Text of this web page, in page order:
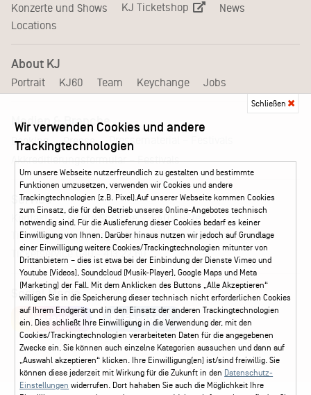
Konzerte und Shows KJ Ticketshop
News
Locations
About KJ
Portrait KJ60 Team Keychange Jobs
Medien & Branche
Booking Presse
Pressematerial – Festivals
Akkreditierungsformular – Festivals
Service
Kontakt Leichte Sprache
FAQ / Hilfe
Ticketshop Hamburg
Gutscheine
Callback-Service
Ticketservice 040 - 413 22 60
Social Media
Instagram Facebook
Schließen
Wir verwenden Cookies und andere
Trackingtechnologien
Um unsere Webseite nutzerfreundlich zu gestalten und bestimmte
Funktionen umzusetzen, verwenden wir Cookies und andere
Trackingtechnologien (z.B. Pixel).Auf unserer Webseite kommen Cookies
zum Einsatz, die für den Betrieb unseres Online-Angebotes technisch
notwendig sind. Für die Auslieferung dieser Cookies bedarf es keiner
Einwilligung von Ihnen. Darüber hinaus nutzen wir jedoch auf Grundlage
einer Einwilligung weitere Cookies/Trackingtechnologien mitunter von
Drittanbietern – dies ist etwa bei der Einbindung der Dienste Vimeo und
Youtube (Videos), Soundcloud (Musik-Player), Google Maps und Meta
(Marketing) der Fall. Mit dem Anklicken des Buttons „Alle Akzeptieren“
willigen Sie in die Speicherung dieser technisch nicht erforderlichen Cookies
auf Ihrem Endgerät und in den Einsatz der anderen Trackingtechnologien
ein. Dies schließt Ihre Einwilligung in die Verwendung der, mit den
Cookies/Trackingtechnologien verarbeiteten Daten für die angegebenen
Zwecke ein. Sie können auch einzelne Kategorien aussuchen und dann auf
„Auswahl akzeptieren“ klicken. Ihre Einwilligung(en) ist/sind freiwillig. Sie
können diese jederzeit mit Wirkung für die Zukunft in den Datenschutz-
Einstellungen widerrufen. Dort hahaben Sie auch die Möglichkeit Ihre